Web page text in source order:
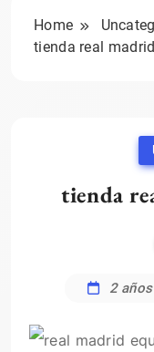
Home
tienda real
tienda
2